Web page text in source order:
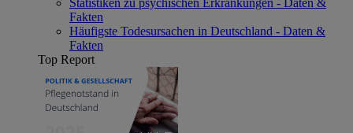
Fakten
Häufigste Todesursachen in Deutschland - Daten &
Fakten
Top Report